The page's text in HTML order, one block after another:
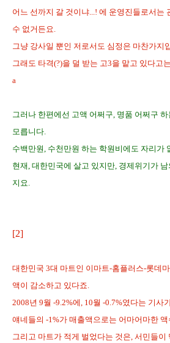
어느 선까지 갈 것이냐...! 에 운영진들로서는
수 없거든요.
그냥 강사일 뿐인 저로서도 심정은 마찬가지
그래도 타격(?)을 덜 받는 고3을 맡고 있다고
a
그러나 한편에선 고액 어쩌구, 명품 어쩌구
모릅니다.
수백만원, 수천만원 하는 학원비에도 자리가
현재, 대한민국에 살고 있지만, 경제위기가
지요.
[2]
대한민국 3대 마트인 이마트-홈플러스-롯데
액이 감소하고 있다죠.
2008년 9월 -9.2%에, 10월 -0.7%였다는 기사
얘네들의 -1%가 매출액으로는 어마어마한 액
그리고 마트가 적게 벌었다는 것은, 서민들이